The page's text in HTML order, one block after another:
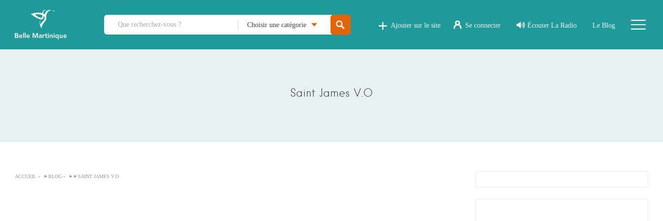
Choisir une catégorie Ajouter sur le site Se connecter Écouter La Radio Le Blog
Saint James V.O
ACCUEIL » BLOG » » SAINT JAMES V.O